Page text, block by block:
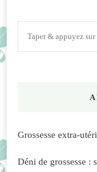
Grossesse extra-
Déni de grossesse :